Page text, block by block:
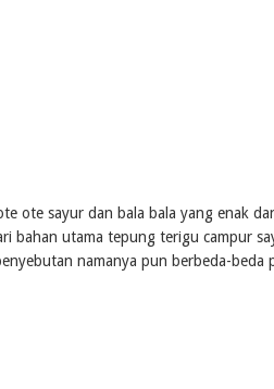
ote sayur dan bala bala yang enak
bahan utama tepung terigu campur
namanya pun berbeda-beda